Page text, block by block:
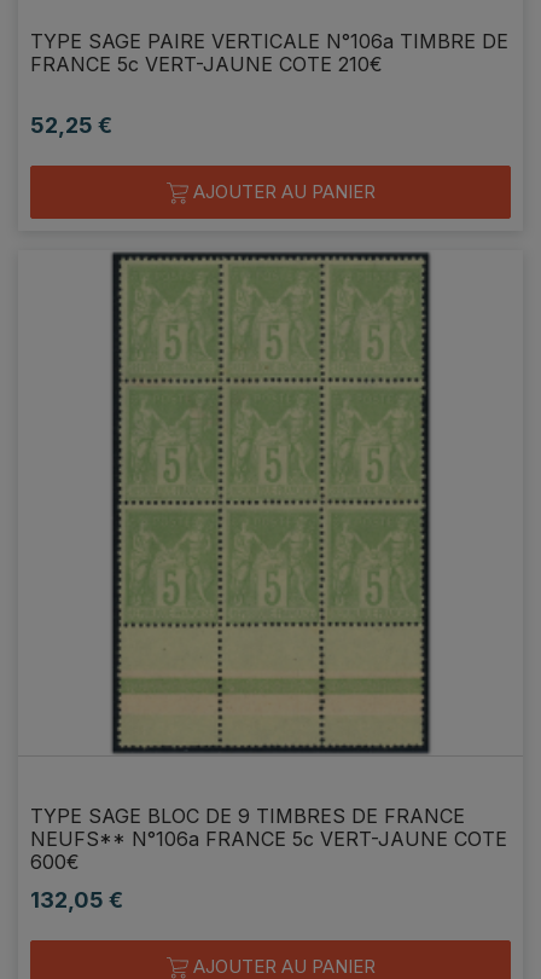
TYPE SAGE PAIRE VERTICALE N°106a TIMBRE DE
FRANCE 5c VERT-JAUNE COTE 210€
Prix
52,25 €
AJOUTER AU PANIER
TYPE SAGE BLOC DE 9 TIMBRES DE FRANCE
NEUFS** N°106a FRANCE 5c VERT-JAUNE COTE
600€
Prix
132,05 €
AJOUTER AU PANIER